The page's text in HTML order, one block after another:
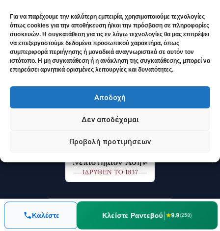
Για να παρέχουμε την καλύτερη εμπειρία, χρησιμοποιούμε τεχνολογίες
όπως cookies για την αποθήκευση ή/και την πρόσβαση σε πληροφορίες
συσκευών. Η συγκατάθεση για τις εν λόγω τεχνολογίες θα μας επιτρέψει
να επεξεργαστούμε δεδομένα προσωπικού χαρακτήρα, όπως
συμπεριφορά περιήγησης ή μοναδικά αναγνωριστικά σε αυτόν τον
ιστότοπο. Η μη συγκατάθεση ή η ανάκληση της συγκατάθεσης, μπορεί να
επηρεάσει αρνητικά ορισμένες λειτουργίες και δυνατότητες.
Αποδοχή
Δεν αποδέχομαι
Προβολή προτιμήσεων
Καλέστε Κλείστε Ραντεβού ★9.9(258)
Συμπλήρωση Ιστορικού Online
Κριτικές Ασθενών
4.8★★★★★